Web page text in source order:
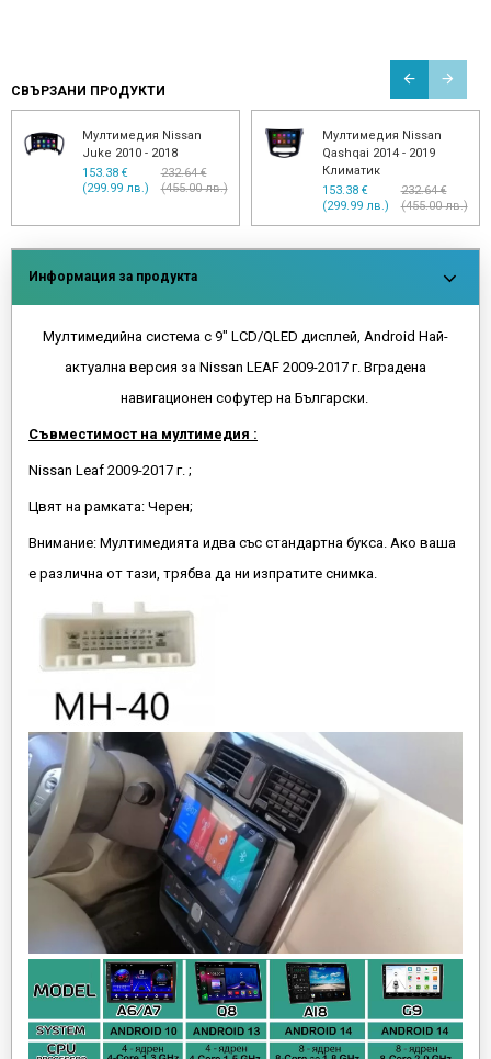
СВЪРЗАНИ ПРОДУКТИ
Мултимедия Nissan
Qashqai 2006 - 2013
153.38 €
(299.99 лв.)
232.64 €
(455.00 лв.)
Мултимедия Nissan
Navara 2006 - 2012 D40
153.38 €
(299.99 лв.)
(455.00 лв.)
Информация за продукта
Мултимедийна система с 9" LCD/QLED дисплей, Android Най-
актуална версия за Nissan LEAF 2009-2017 г. Вградена
навигационен софутер на Български.
Съвместимост на мултимедия :
Nissan Leaf 2009-2017 г. ;
Цвят на рамката: Черен;
Внимание: Мултимедията идва със стандартнa буксa. Ако ваша
е различна от тази, трябва да ни изпратите снимка.